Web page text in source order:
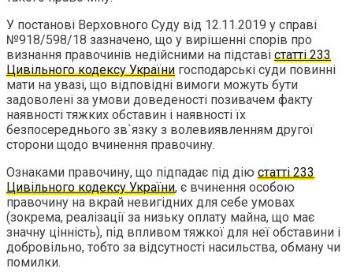
У постанові Верховного Суду від 12.11.2019 у справі
№918/598/18 зазначено, що у вирішенні спорів про
визнання правочинів недійсними на підставі статті 233
Цивільного кодексу України господарські суди повинні
мати на увазі, що відповідні вимоги можуть бути
задоволені за умови доведеності позивачем факту
наявності тяжких обставин і наявності їх
безпосереднього зв`язку з волевиявленням другої
сторони щодо вчинення правочину.
Ознаками правочину, що підпадає під дію статті 233
Цивільного кодексу України, є вчинення особою
правочину на вкрай невигідних для себе умовах
(зокрема, реалізації за низьку оплату майна, що має
значну цінність), під впливом тяжкої для неї обставини і
добровільно, тобто за відсутності насильства, обману чи
помилки.